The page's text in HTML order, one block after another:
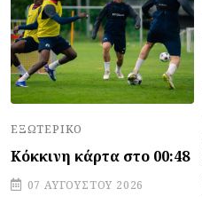
ΕΞΩΤΕΡΙΚΌ
Κόκκινη κάρτα στο 00:48
07 ΑΥΓΟΎΣΤΟΥ 2026